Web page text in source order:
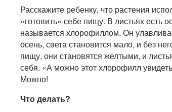
Расскажите ребенку, что растения
«готовить» себе пищу. В листьях есть
называется хлорофиллом. Он
осень, света становится мало, и без
пищу, они становятся желтыми, и
себя. «А можно этот хлорофилл
Можно!
Что делать?